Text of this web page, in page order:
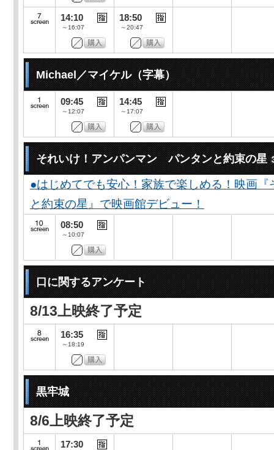
14:10
～16:07
18:50
～20:47
Michael／マイケル（字幕）
09:45
～12:07
14:45
～17:07
それいけ！アンパンマン パンタンと約束の星
●はじめてでも安心！家族で楽しめる！映画
と約束の星』で映画館デビュー！
08:50
～10:07
口に関するアンケート
8/13上映終了予定
16:35
～18:19
黒牢城
8/6上映終了予定
17:30